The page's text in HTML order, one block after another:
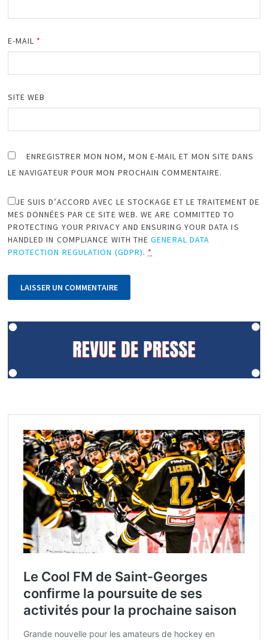
E-MAIL *
SITE WEB
ENREGISTRER MON NOM, MON E-MAIL ET MON SITE DANS
LE NAVIGATEUR POUR MON PROCHAIN COMMENTAIRE.
JE SUIS D’ACCORD AVEC LE STOCKAGE ET LE TRAITEMENT DE
MES DONNÉES PAR CE SITE WEB. WE ARE COMMITTED TO
PROTECTING YOUR PRIVACY AND ENSURING YOUR DATA IS
HANDLED IN COMPLIANCE WITH THEGENERAL DATA
PROTECTION REGULATION (GDPR). *